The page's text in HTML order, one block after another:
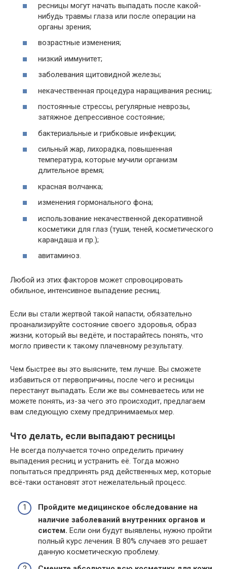
ресницы могут начать выпадать после какой-
нибудь травмы глаза или после операции на
органы зрения;
возрастные изменения;
низкий иммунитет;
заболевания щитовидной железы;
некачественная процедура наращивания ресниц;
постоянные стрессы, регулярные неврозы,
затяжное депрессивное состояние;
бактериальные и грибковые инфекции;
сильный жар, лихорадка, повышенная
температура, которые мучили организм
длительное время;
красная волчанка;
изменения гормонального фона;
использование некачественной декоративной
косметики для глаз (туши, теней, косметического
карандаша и пр.);
авитаминоз.
Любой из этих факторов может спровоцировать
обильное, интенсивное выпадение ресниц.
Если вы стали жертвой такой напасти, обязательно
проанализируйте состояние своего здоровья, образ
жизни, который вы ведёте, и постарайтесь понять, что
могло привести к такому плачевному результату.
Чем быстрее вы это выясните, тем лучше. Вы сможете
избавиться от первопричины, после чего и ресницы
перестанут выпадать. Если же вы сомневаетесь или не
можете понять, из-за чего это происходит, предлагаем
вам следующую схему предпринимаемых мер.
Что делать, если выпадают ресницы
Не всегда получается точно определить причину
выпадения ресниц и устранить её. Тогда можно
попытаться предпринять ряд действенных мер, которые
всё-таки остановят этот нежелательный процесс.
Пройдите медицинское обследование на
наличие заболеваний внутренних органов и
систем. Если они будут выявлены, нужно пройти
полный курс лечения. В 80% случаев это решает
данную косметическую проблему.